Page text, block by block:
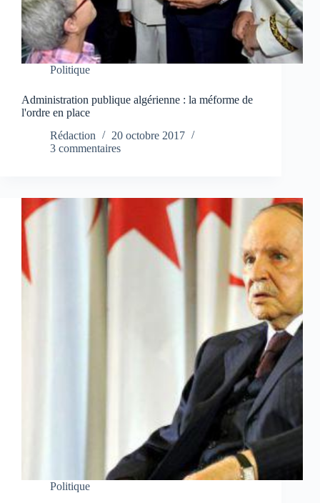
Politique
Administration publique algérienne : la méforme de
l'ordre en place
Rédaction
20 octobre 2017
3 commentaires
Politique